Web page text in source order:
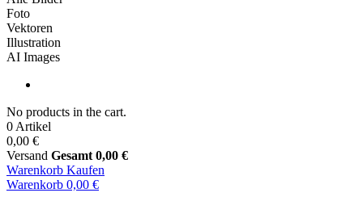
Foto
Vektoren
Illustration
AI Images
No products in the cart.
0 Artikel
0,00 €
Versand Gesamt 0,00 €
Warenkorb Kaufen
Warenkorb 0,00 €